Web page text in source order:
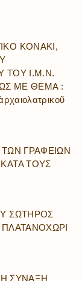
ΚΟΝΑΚΙ,
ΤΟΥ Ι.Μ.Ν.
ΜΕ ΘΕΜΑ :
ΓΡΑΦΕΙΩΝ
ΤΟΥΣ
ΣΩΤΗΡΟΣ
ΣΥΝΑΞΗ